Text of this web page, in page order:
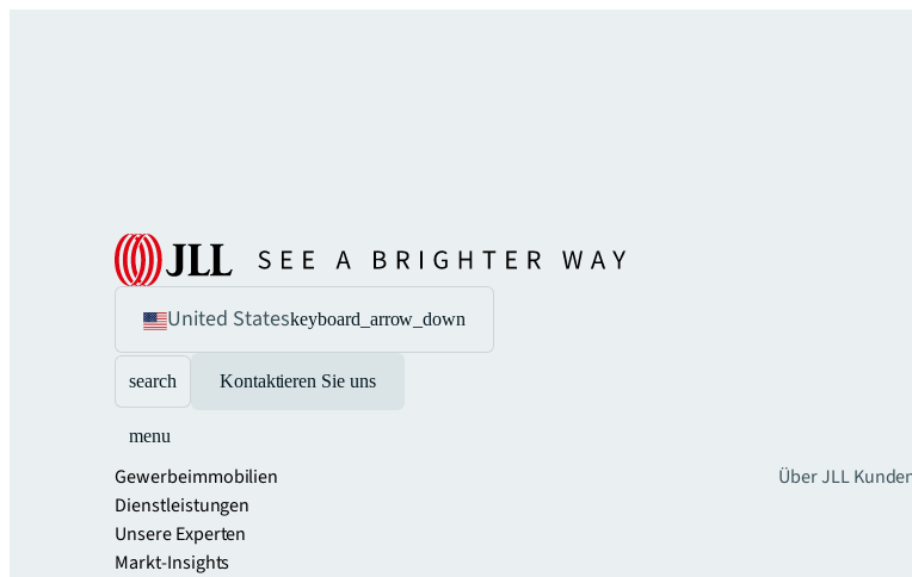
United Stateskeyboard_arrow_down
search Kontaktieren Sie uns
menu
Gewerbeimmobilien
Dienstleistungen
Unsere Experten
Markt-Insights
Über JLL